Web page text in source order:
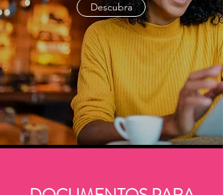
Descubra